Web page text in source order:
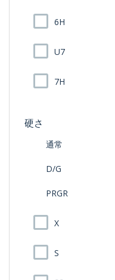
6H
U7
7H
硬さ
通常
D/G
PRGR
X
S